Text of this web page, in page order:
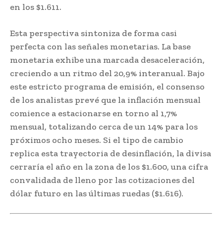
en los $1.611.
Esta perspectiva sintoniza de forma casi
perfecta con las señales monetarias. La base
monetaria exhibe una marcada desaceleración,
creciendo a un ritmo del 20,9% interanual. Bajo
este estricto programa de emisión, el consenso
de los analistas prevé que la inflación mensual
comience a estacionarse en torno al 1,7%
mensual, totalizando cerca de un 14% para los
próximos ocho meses. Si el tipo de cambio
replica esta trayectoria de desinflación, la divisa
cerraría el año en la zona de los $1.600, una cifra
convalidada de lleno por las cotizaciones del
dólar futuro en las últimas ruedas ($1.616).